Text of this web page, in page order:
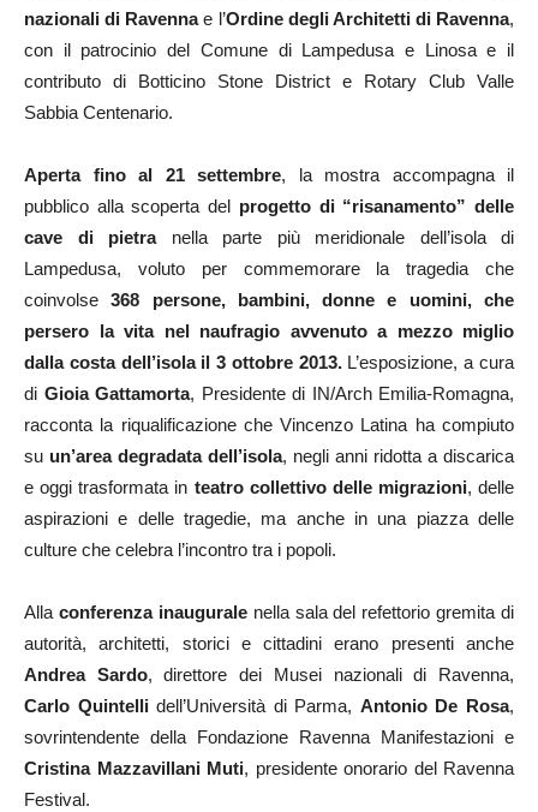
nazionali di Ravennae l’Ordine degli Architetti di Ravenna,
con il patrocinio del Comune di Lampedusa e Linosa e il
contributo di Botticino Stone District e Rotary Club Valle
Sabbia Centenario.
Aperta fino al 21 settembre, la mostra accompagna il
pubblico alla scoperta del progetto di “risanamento” delle
cave di pietranella parte più meridionale dell’isola di
Lampedusa, voluto per commemorare la tragedia che
coinvolse368 persone, bambini, donne e uomini, che
persero la vita nel naufragio avvenuto a mezzo miglio
dalla costa dell’isola il 3 ottobre 2013. L’esposizione, a cura
di Gioia Gattamorta, Presidente di IN/Arch Emilia-Romagna,
racconta la riqualificazione che Vincenzo Latina ha compiuto
su un’area degradata dell’isola, negli anni ridotta a discarica
e oggi trasformata in teatro collettivo delle migrazioni, delle
aspirazioni e delle tragedie, ma anche in una piazza delle
culture che celebra l’incontro tra i popoli.
Alla conferenza inauguralenella sala del refettorio gremita di
autorità, architetti, storici e cittadini erano presenti anche
Andrea Sardo, direttore dei Musei nazionali di Ravenna,
Carlo Quintellidell’Università di Parma, Antonio De Rosa,
sovrintendente della Fondazione Ravenna Manifestazioni e
Cristina Mazzavillani Muti, presidente onorario del Ravenna
Festival.